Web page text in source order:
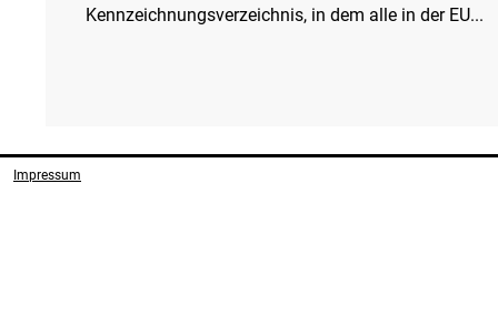
Kennzeichnungsverzeichnis, in dem alle in der EU...
Impressum